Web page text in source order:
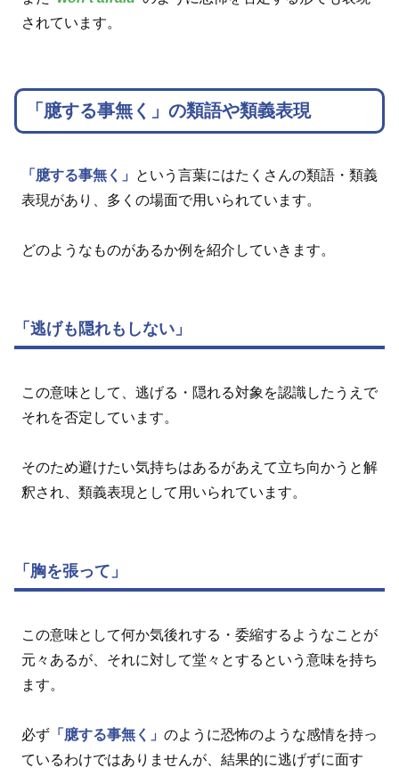
されています。
「臆する事無く」の類語や類義表現
「臆する事無く」
という言葉にはたくさんの類語・類義
表現があり、多くの場面で用いられています。
どのようなものがあるか例を紹介していきます。
「逃げも隠れもしない」
この意味として、逃げる・隠れる対象を認識したうえで
それを否定しています。
そのため避けたい気持ちはあるがあえて立ち向かうと解
釈され、類義表現として用いられています。
「胸を張って」
この意味として何か気後れする・委縮するようなことが
元々あるが、それに対して堂々とするという意味を持ち
ます。
必ず 「臆する事無く」 のように恐怖のような感情を持っ
ているわけではありませんが、結果的に逃げずに面す